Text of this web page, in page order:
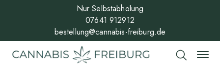
Nur Selbstabholung
07641 912912
bestellung@cannabis-freiburg.de